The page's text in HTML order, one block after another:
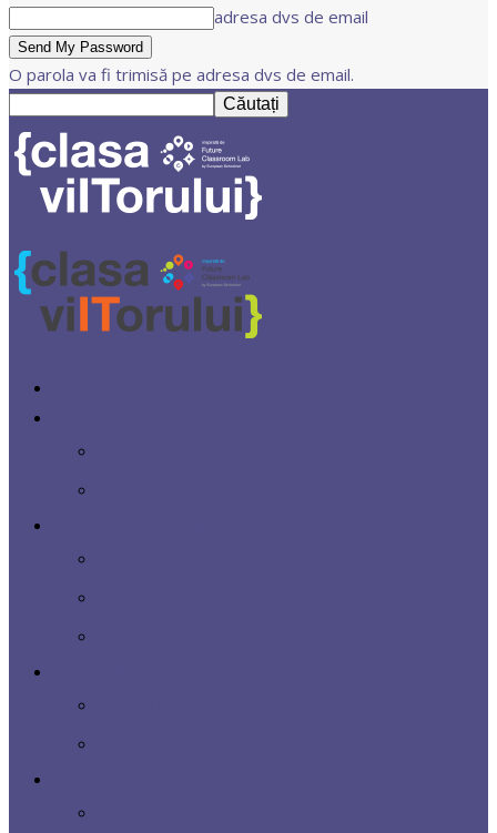
adresa dvs de email
O parola va fi trimisă pe adresa dvs de email.